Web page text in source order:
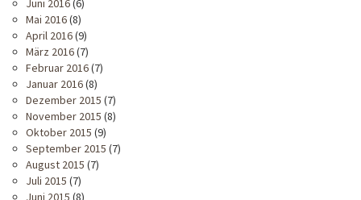
Juni 2016(6)
Mai 2016(8)
April 2016(9)
März 2016(7)
Februar 2016(7)
Januar 2016(8)
Dezember 2015 (7)
November 2015 (8)
Oktober 2015 (9)
September 2015 (7)
August 2015 (7)
Juli 2015 (7)
Juni 2015 (8)